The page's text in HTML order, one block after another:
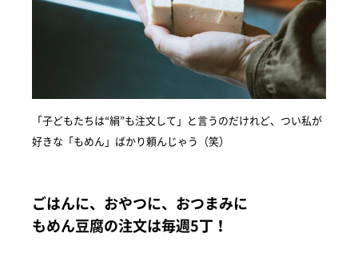
「子どもたちは“絹”も注文して」と言うのだけれど、つい私が
好きな「もめん」ばかり頼んじゃう（笑）
ごはんに、おやつに、おつまみに
もめん豆腐の注文は毎週5丁！